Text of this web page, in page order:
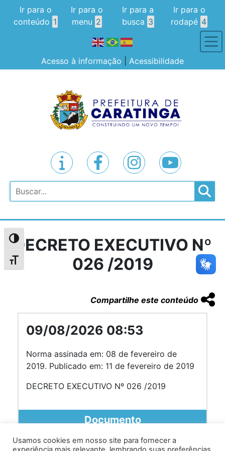
Alternar alto contraste
Alternar tamanho da fonte
Ir para o
conteúdo 1
Ir para o
menu 2
Ir para a
busca 3
Ir para o
rodapé 4
Acesso à informação Acessibilidade
Pesquisar
DECRETO EXECUTIVO Nº
026 /2019
Compartilhe este conteúdo
09/08/2026 08:53
Norma assinada em: 08 de fevereiro de
2019. Publicado em: 11 de fevereiro de 2019
DECRETO EXECUTIVO Nº 026 /2019
Documento
Usamos cookies em nosso site para fornecer a